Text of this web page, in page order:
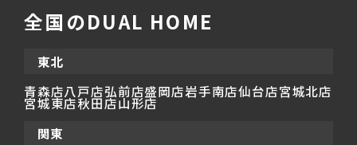
全国のDUAL HOME
東北
青森店八戸店弘前店盛岡店岩手南店仙台店宮城北店
宮城東店秋田店山形店
関東